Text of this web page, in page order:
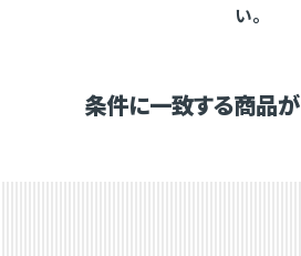
い。
条件に一致する商品が